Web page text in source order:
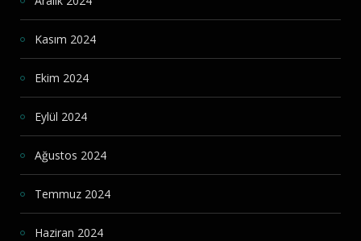
Kasım 2024
Ekim 2024
Eylül 2024
Ağustos 2024
Temmuz 2024
Haziran 2024